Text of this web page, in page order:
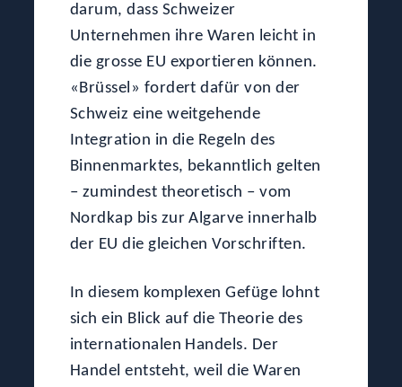
darum, dass Schweizer
Unternehmen ihre Waren leicht in
die grosse EU exportieren können.
«Brüssel» fordert dafür von der
Schweiz eine weitgehende
Integration in die Regeln des
Binnenmarktes, bekanntlich gelten
– zumindest theoretisch – vom
Nordkap bis zur Algarve innerhalb
der EU die gleichen Vorschriften.
In diesem komplexen Gefüge lohnt
sich ein Blick auf die Theorie des
internationalen Handels. Der
Handel entsteht, weil die Waren